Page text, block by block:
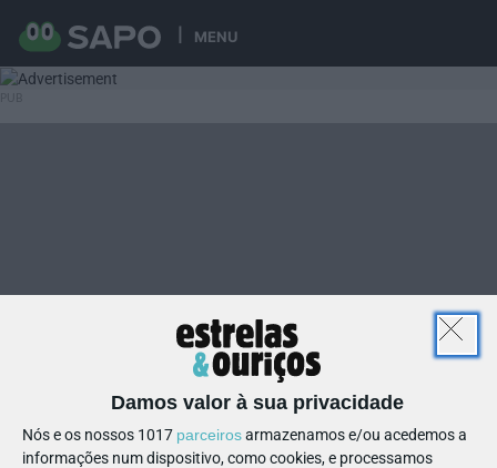
MENU
Damos valor à sua privacidade
Nós e os nossos 1017 parceirosarmazenamos e/ou acedemos a
informações num dispositivo, como cookies, e processamos